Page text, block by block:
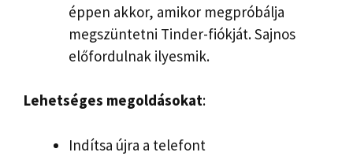
éppen akkor, amikor megpróbálja
megszüntetni Tinder-fiókját. Sajnos
előfordulnak ilyesmik.
Lehetséges megoldásokat:
Indítsa újra a telefont